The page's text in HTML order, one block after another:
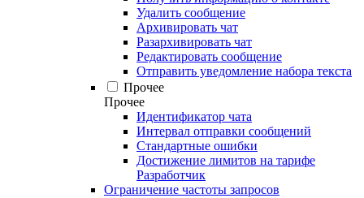
Удалить сообщение
Архивировать чат
Разархивировать чат
Редактировать сообщение
Отправить уведомление набора текста
Прочее
Прочее
Идентификатор чата
Интервал отправки сообщений
Стандартные ошибки
Достижение лимитов на тарифе
Разработчик
Ограничение частоты запросов